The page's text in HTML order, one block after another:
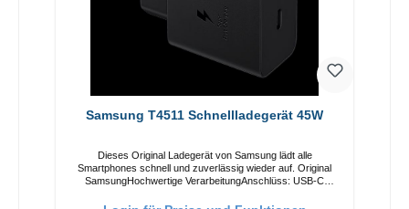
Samsung T4511 Schnellladegerät 45W
Dieses Original Ladegerät von Samsung lädt alle
Smartphones schnell und zuverlässig wieder auf. Original
SamsungHochwertige VerarbeitungAnschlüss: USB-C